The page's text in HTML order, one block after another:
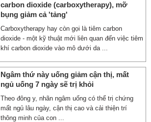
carbon dioxide (carboxytherapy), mỡ
bụng giảm cả 'tảng'
Carboxytherapy hay còn gọi là tiêm carbon
dioxide - một kỹ thuật mới liên quan đến việc tiêm
khí carbon dioxide vào mô dưới da ...
Ngâm thứ này uống giảm cận thị, mất
ngủ uống 7 ngày sẽ trị khỏi
Theo đông y, nhãn ngâm uống có thể trị chứng
mất ngủ lâu ngày, cận thị cao và cải thiện trí
thông minh của con ...